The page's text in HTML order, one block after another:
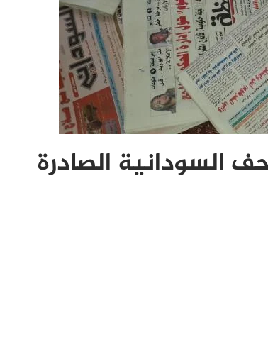
السودانية الصادرة